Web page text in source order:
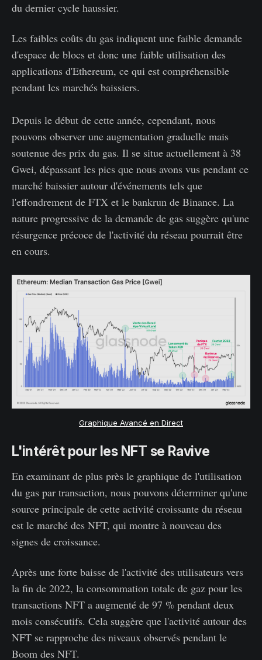
du dernier cycle haussier.
Les faibles coûts du gas indiquent une faible demande
d'espace de blocs et donc une faible utilisation des
applications d'Ethereum, ce qui est compréhensible
pendant les marchés baissiers.
Depuis le début de cette année, cependant, nous
pouvons observer une augmentation graduelle mais
soutenue des prix du gas. Il se situe actuellement à 38
Gwei, dépassant les pics que nous avons vus pendant ce
marché baissier autour d'événements tels que
l'effondrement de FTX et le bankrun de Binance. La
nature progressive de la demande de gas suggère qu'une
résurgence précoce de l'activité du réseau pourrait être
en cours.
Graphique Avancé en Direct
L'intérêt pour les NFT se Ravive
En examinant de plus près le graphique de l'utilisation
du gas par transaction, nous pouvons déterminer qu'une
source principale de cette activité croissante du réseau
est le marché des NFT, qui montre à nouveau des
signes de croissance.
Après une forte baisse de l'activité des utilisateurs vers
la fin de 2022, la consommation totale de gaz pour les
transactions NFT a augmenté de 97 % pendant deux
mois consécutifs. Cela suggère que l'activité autour des
NFT se rapproche des niveaux observés pendant le
Boom des NFT.